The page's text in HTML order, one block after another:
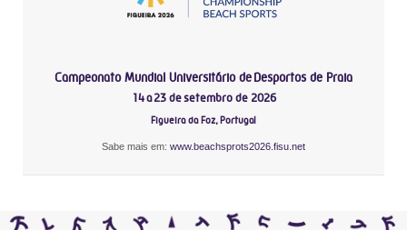
Campeonato Mundial Universitário de Desportos de Praia
14 a 23 de setembro de 2026
Figueira da Foz, Portugal
Sabe mais em: www.beachsprots2026.fisu.net